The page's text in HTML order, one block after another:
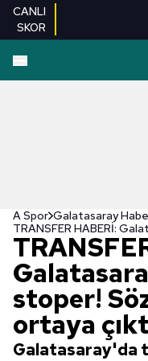
CANLI
SKOR
A Spor Galatasaray
stoper!
ortaya
Galatasaray'da